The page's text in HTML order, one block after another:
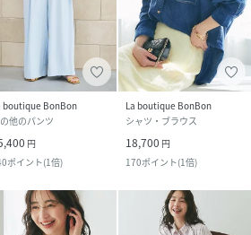
boutique BonBon
他のパンツ
円
ポイント(1倍)
La boutique BonBon
シャツ・ブラウス
18,700 円
170ポイント(1倍)